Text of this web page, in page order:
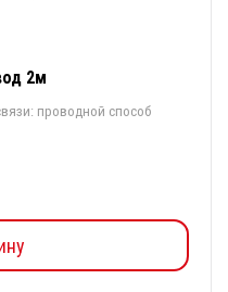
2м
проводной способ